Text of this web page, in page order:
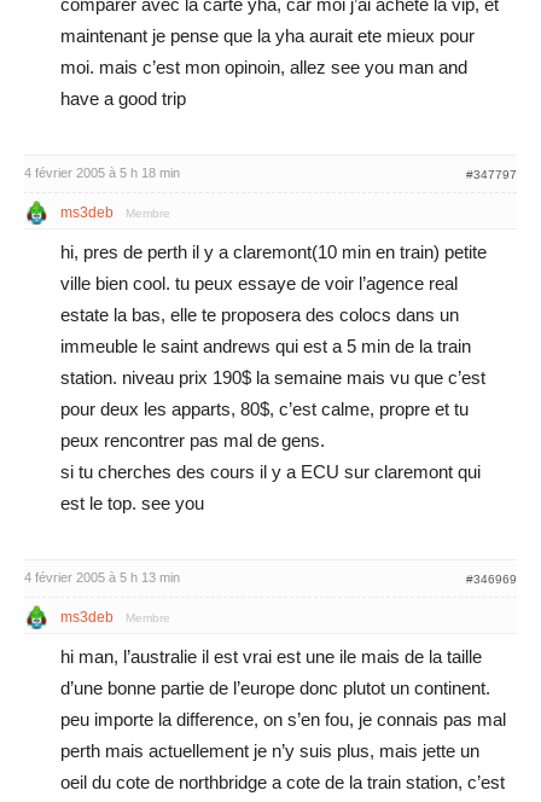
comparer avec la carte yha, car moi j’ai achete la vip, et
maintenant je pense que la yha aurait ete mieux pour
moi. mais c’est mon opinoin, allez see you man and
have a good trip
4 février 2005 à 5 h 18 min #347797
ms3deb Membre
hi, pres de perth il y a claremont(10 min en train) petite
ville bien cool. tu peux essaye de voir l’agence real
estate la bas, elle te proposera des colocs dans un
immeuble le saint andrews qui est a 5 min de la train
station. niveau prix 190$ la semaine mais vu que c’est
pour deux les apparts, 80$, c’est calme, propre et tu
peux rencontrer pas mal de gens.
si tu cherches des cours il y a ECU sur claremont qui
est le top. see you
4 février 2005 à 5 h 13 min #346969
ms3deb Membre
hi man, l’australie il est vrai est une ile mais de la taille
d’une bonne partie de l’europe donc plutot un continent.
peu importe la difference, on s’en fou, je connais pas mal
perth mais actuellement je n’y suis plus, mais jette un
oeil du cote de northbridge a cote de la train station, c’est